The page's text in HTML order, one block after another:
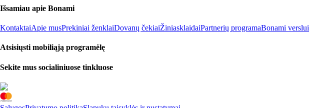
Išsamiau apie Bonami
KontaktaiApie musPrekiniai ženklaiDovanų čekiaiŽiniasklaidaiPartnerių programaBonami verslui
Atsisiųsti mobiliąją programėlę
Sekite mus socialiniuose tinkluose